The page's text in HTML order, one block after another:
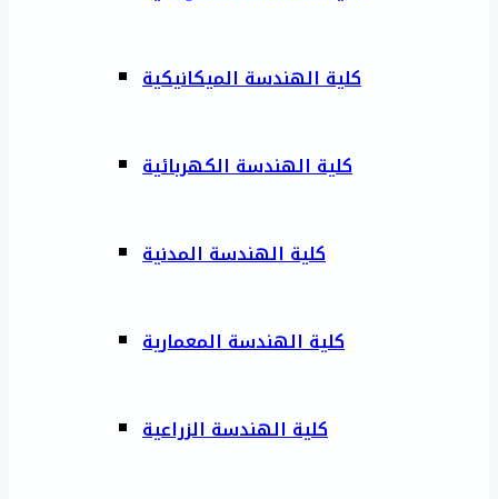
كلية الهندسة الميكانيكية
كلية الهندسة الكهربائية
كلية الهندسة المدنية
كلية الهندسة المعمارية
كلية الهندسة الزراعية